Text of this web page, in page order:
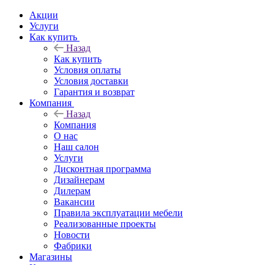
Акции
Услуги
Как купить
Назад
Как купить
Условия оплаты
Условия доставки
Гарантия и возврат
Компания
Назад
Компания
О нас
Наш салон
Услуги
Дисконтная программа
Дизайнерам
Дилерам
Вакансии
Правила эксплуатации мебели
Реализованные проекты
Новости
Фабрики
Магазины